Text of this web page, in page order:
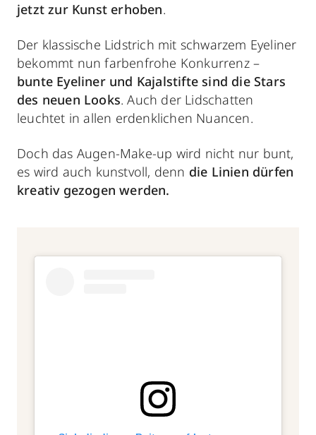
jetzt zur Kunst erhoben.
Der klassische Lidstrich mit schwarzem Eyeliner
bekommt nun farbenfrohe Konkurrenz –
bunte Eyeliner und Kajalstifte sind die Stars
des neuen Looks. Auch der Lidschatten
leuchtet in allen erdenklichen Nuancen.
Doch das Augen-Make-up wird nicht nur bunt,
es wird auch kunstvoll, denn die Linien dürfen
kreativ gezogen werden.